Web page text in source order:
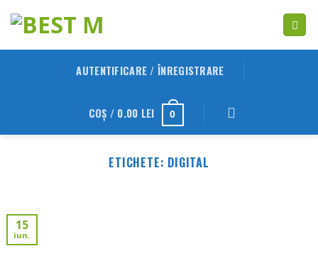
AUTENTIFICARE / ÎNREGISTRARE
COȘ / 0.00 LEI 0
ETICHETE: DIGITAL
15
iun.